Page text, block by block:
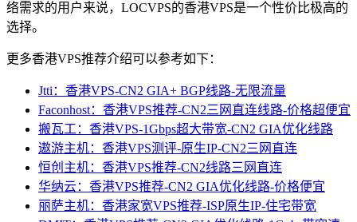
络需求的用户来说，LOCVPS的香港VPS是一个性价比极高的
选择。
更多香港VPS推荐介绍可以参考如下：
Jtti：香港VPS-CN2 GIA+ BGP线路-无限流量
Faconhost：香港VPS推荐-CN2三网直连线路-价格超便宜
搬瓦工：香港VPS-1Gbps超大带宽-CN2 GIA优化线路
遨游主机：香港VPS测评-原生IP-CN2三网直连
恒创主机：香港VPS推荐-CN2线路三网直连
华纳云：香港VPS推荐-CN2 GIA优化线路-价格便宜
丽萨主机：香港家宽VPS推荐-ISP原生IP-住宅带宽